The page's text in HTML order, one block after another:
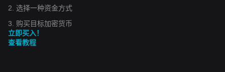
2. 选择一种资金方式
3. 购买目标加密货币
立即买入！
查看教程